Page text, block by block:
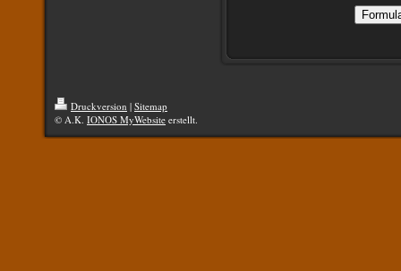
Druckversion | Sitemap
© A.K. IONOS MyWebsite erstellt.